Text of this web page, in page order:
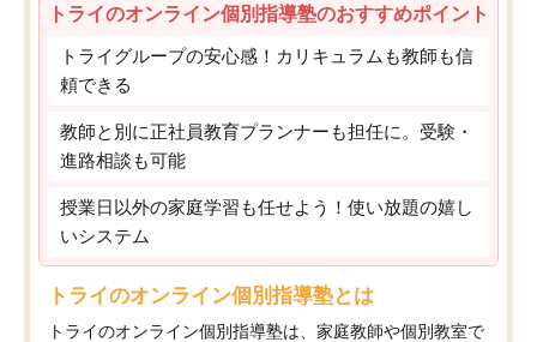
トライのオンライン個別指導塾のおすすめポイント
トライグループの安心感！カリキュラムも教師も信
頼できる
教師と別に正社員教育プランナーも担任に。受験・
進路相談も可能
授業日以外の家庭学習も任せよう！使い放題の嬉し
いシステム
トライのオンライン個別指導塾とは
トライのオンライン個別指導塾は、家庭教師や個別教室で